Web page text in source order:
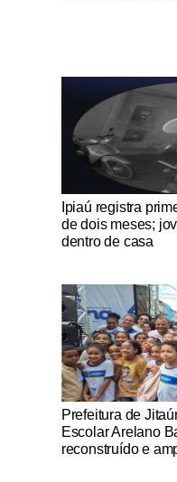
Notícias Católicas
Ipiaú registra
de dois meses;
dentro de casa
Notícias Católicas
Prefeitura de
Escolar Arelano
reconstruído e